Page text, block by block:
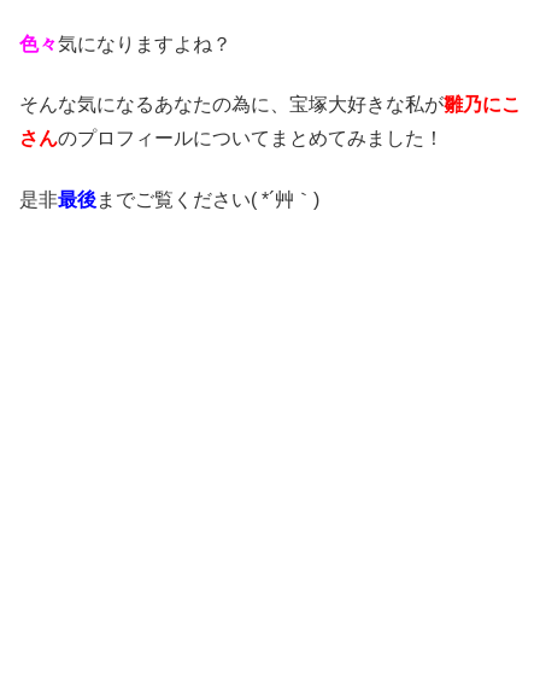
色々気になりますよね？
そんな気になるあなたの為に、宝塚大好きな私が雛乃にこ
さんのプロフィールについてまとめてみました！
是非最後までご覧ください( *´艸｀)